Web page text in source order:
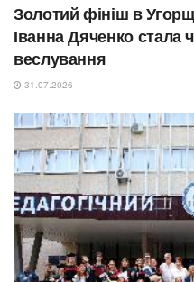
Золотий фініш в
Іванна Дяченко
веслування
31.07.2026